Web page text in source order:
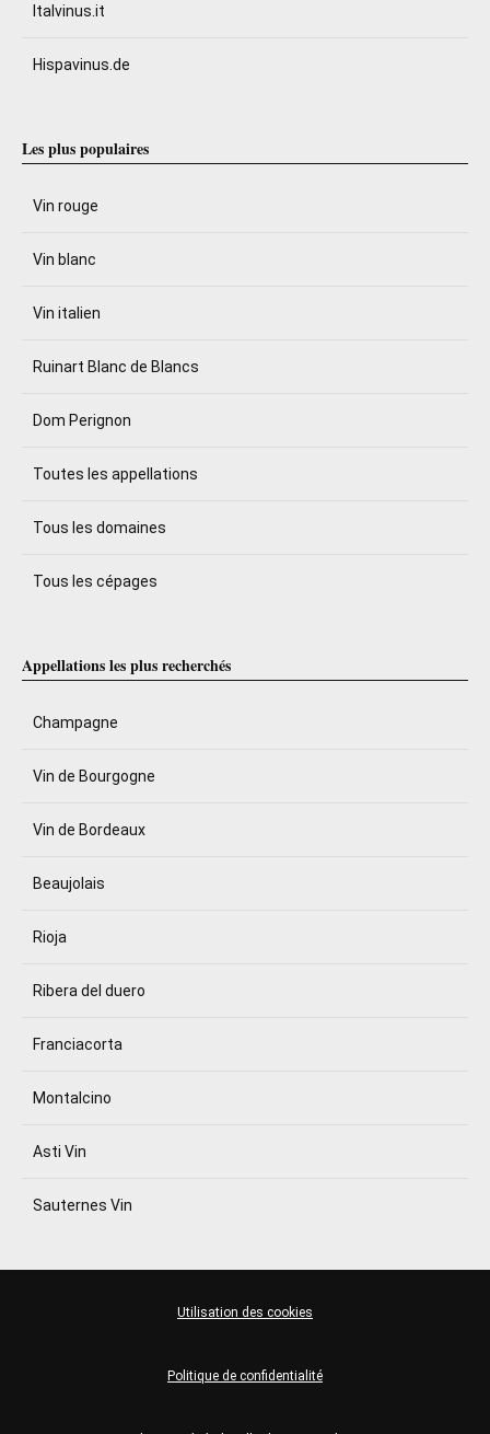
Italvinus.it
Hispavinus.de
Les plus populaires
Vin rouge
Vin blanc
Vin italien
Ruinart Blanc de Blancs
Dom Perignon
Toutes les appellations
Tous les domaines
Tous les cépages
Appellations les plus recherchés
Champagne
Vin de Bourgogne
Vin de Bordeaux
Beaujolais
Rioja
Ribera del duero
Franciacorta
Montalcino
Asti Vin
Sauternes Vin
Politique de confidentialité
Utilisation des cookies